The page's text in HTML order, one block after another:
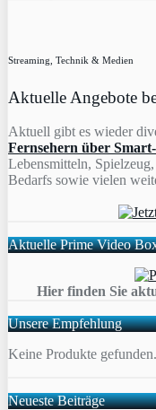
Streaming, Technik & Medien
Aktuelle Angebote
Aktuell gibt es wieder
Fernsehern über
Lebensmitteln,
Bedarfs sowie vielen
Aktuelle Prime Video
Hier finden Sie
Unsere Empfehlung
Keine Produkte gefunden.
Neueste Beiträge